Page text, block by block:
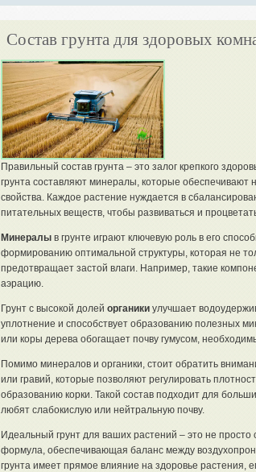
Состав грунта для здоровых
Правильный состав грунта – это залог крепкого
грунта составляют минералы, которые обеспечивают
свойства. Каждое растение нуждается в
питательных веществ, чтобы развиваться и
Минералыв грунте играют ключевую роль в его
формированию оптимальной структуры, которая не
предотвращает застой влаги. Например, такие
аэрацию.
Грунт с высокой долей органикиулучшает
уплотнение и способствует образованию полезных
или коры дерева обогащает почву гумусом,
Помимо минералов и органики, стоит обратить
или гравий, которые позволяют регулировать
образованию корки. Такой состав подходит для
любят слабокислую или нейтральную почву.
Идеальный грунт для ваших растений – это не
формула, обеспечивающая баланс между
грунта имеет прямое влияние на здоровье растения,